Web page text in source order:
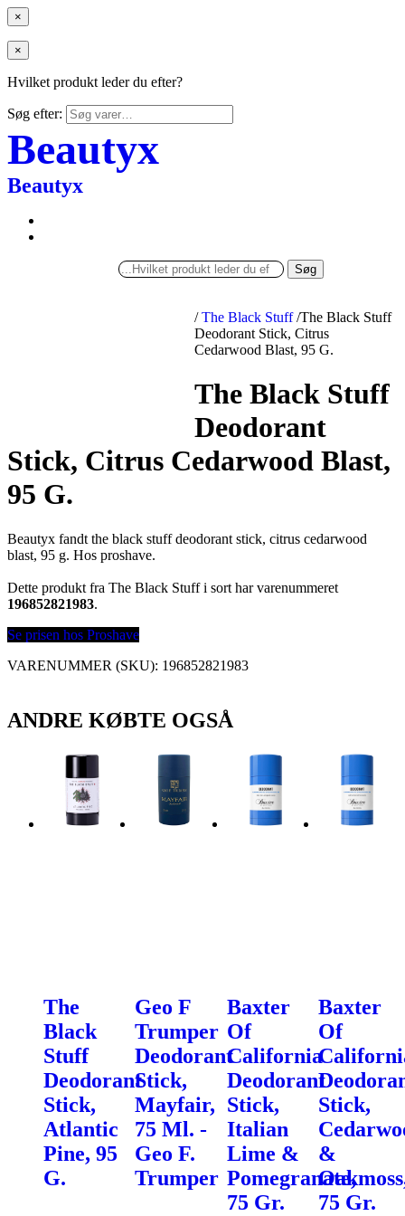
×
×
Hvilket produkt leder du efter?
Søg efter:
Beautyx
Beautyx
Søg
/ The Black Stuff /The Black Stuff
Deodorant Stick, Citrus
Cedarwood Blast, 95 G.
The Black Stuff
Deodorant
Stick, Citrus Cedarwood Blast,
95 G.
Beautyx fandt the black stuff deodorant stick, citrus cedarwood
blast, 95 g. Hos proshave.
Dette produkt fra The Black Stuff i sort har varenummeret
196852821983.
Se prisen hos Proshave
VARENUMMER (SKU): 196852821983
ANDRE KØBTE OGSÅ
The
Black
Stuff
Deodorant
Stick,
Atlantic
Pine, 95
G.
Geo F
Trumper
Deodorant
Stick,
Mayfair,
75 Ml. -
Geo F.
Trumper
Baxter
Of
California
Deodorant
Stick,
Italian
Lime &
Pomegranate,
75 Gr.
Baxter
Of
Stick,
&
75 Gr.